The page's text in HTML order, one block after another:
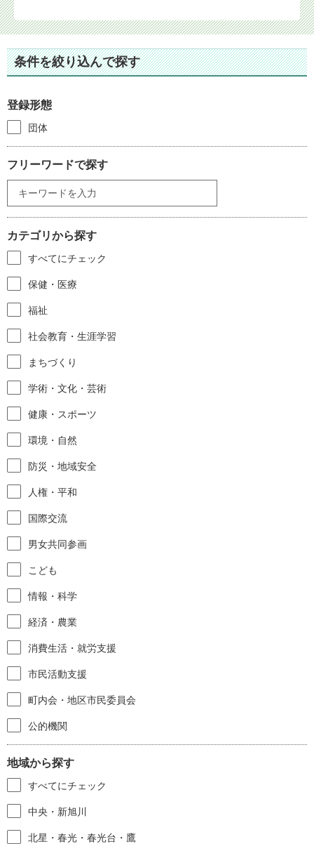
条件を絞り込んで探す
登録形態
団体
フリーワードで探す
カテゴリから探す
すべてにチェック
保健・医療
福祉
社会教育・生涯学習
まちづくり
学術・文化・芸術
健康・スポーツ
環境・自然
防災・地域安全
人権・平和
国際交流
男女共同参画
こども
情報・科学
経済・農業
消費生活・就労支援
市民活動支援
町内会・地区市民委員会
公的機関
地域から探す
すべてにチェック
中央・新旭川
北星・春光・春光台・鷹